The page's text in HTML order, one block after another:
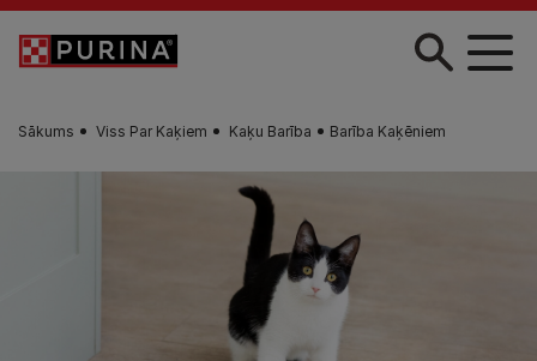
Skip to main content
Sākums Viss Par Kaķiem Kaķu Barība Barība Kaķēniem